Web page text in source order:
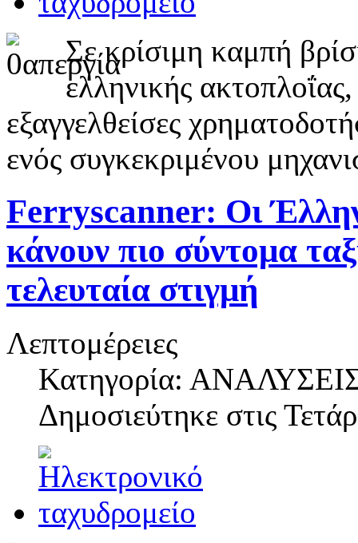
Σε κρίσιμη καμπή
ελληνικής
εξαγγελθείσες
ενός συγκεκριμένου
Ferryscanner: Οι
κάνουν πιο σύντομα
τελευταία στιγμή
Λεπτομέρειες
Κατηγορία:
Δημοσιεύτηκε στις